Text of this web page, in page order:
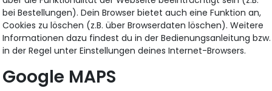
bei Bestellungen). Dein Browser bietet auch eine Funktion an,
Cookies zu löschen (z.B. über Browserdaten löschen). Weitere
Informationen dazu findest du in der Bedienungsanleitung bzw.
in der Regel unter Einstellungen deines Internet-Browsers.
Google MAPS